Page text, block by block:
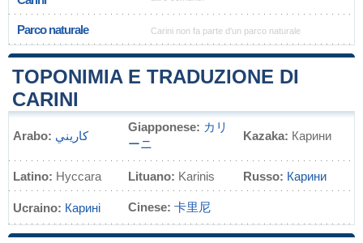
Parco naturale Carini non fa parte d'un parco naturale
TOPONIMIA E TRADUZIONE DI
CARINI
Arabo: كاريني
Giapponese: カリ
ーニ
Kazaka: Карини
Latino: Hyccara Lituano: Karinis Russo: Карини
Ucraino: Карині Cinese: 卡里尼